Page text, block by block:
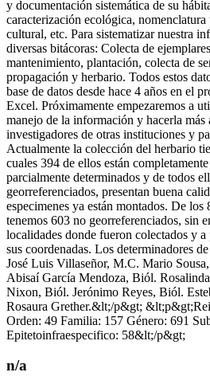
y documentación sistemática de su
caracterización ecológica,
cultural, etc. Para sistematizar nuestra
diversas bitácoras: Colecta de
mantenimiento, plantación, colecta de
propagación y herbario. Todos estos
base de datos desde hace 4 años en el
Excel. Próximamente empezaremos a
manejo de la información y hacerla más
investigadores de otras instituciones y
Actualmente la colección del herbario
cuales 394 de ellos están
parcialmente determinados y de todos
georreferenciados, presentan buena
especimenes ya están montados. De
tenemos 603 no georreferenciados, sin
localidades donde fueron colectados y
sus coordenadas. Los determinadores
José Luis Villaseñor, M.C. Mario
Abisaí García Mendoza, Biól.
Nixon, Biól. Jerónimo Reyes, Biól.
Rosaura Grether.&lt;/p&gt;
Orden: 49 Familia: 157 Género: 691
Epitetoinfraespecifico: 58&lt;/p&gt;
n/a